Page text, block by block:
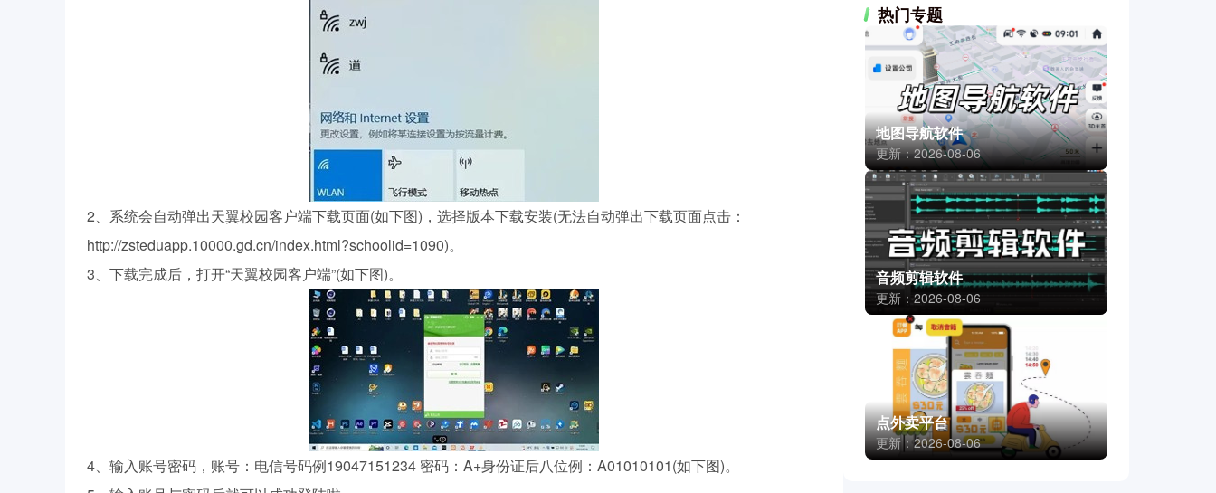
2、系统会自动弹出天翼校园客户端下载页面(如下图)，选择版本下载安装(无法自动弹出下载页面点击：
http://zsteduapp.10000.gd.cn/index.html?schoolid=1090)。
3、下载完成后，打开“天翼校园客户端”(如下图)。
4、输入账号密码，账号：电信号码例19047151234 密码：A+身份证后八位例：A01010101(如下图)。
热门专题
地图导航软件
更新：2026-08-06
音频剪辑软件
更新：2026-08-06
点外卖平台
更新：2026-08-06